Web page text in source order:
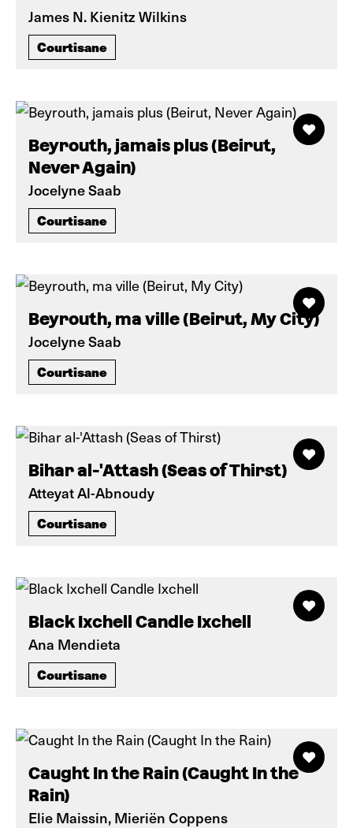
James N. Kienitz Wilkins
Courtisane
Beyrouth, jamais plus (Beirut,
Never Again)
Jocelyne Saab
Courtisane
Beyrouth, ma ville (Beirut, My City)
Jocelyne Saab
Courtisane
Bihar al-'Attash (Seas of Thirst)
Atteyat Al-Abnoudy
Courtisane
Black Ixchell Candle Ixchell
Ana Mendieta
Courtisane
Caught In the Rain (Caught In the
Rain)
Elie Maissin, Mieriën Coppens